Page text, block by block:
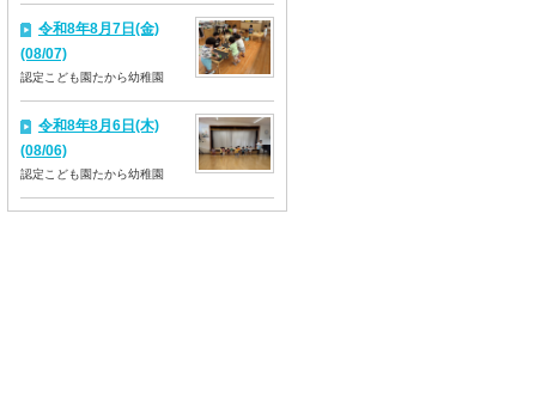
令和8年8月7日(金)
(08/07)
認定こども園たから幼稚園
令和8年8月6日(木)
(08/06)
認定こども園たから幼稚園